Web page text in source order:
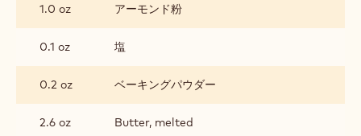
1.0 oz アーモンド粉
0.1 oz 塩
0.2 oz ベーキングパウダー
2.6 oz Butter, melted